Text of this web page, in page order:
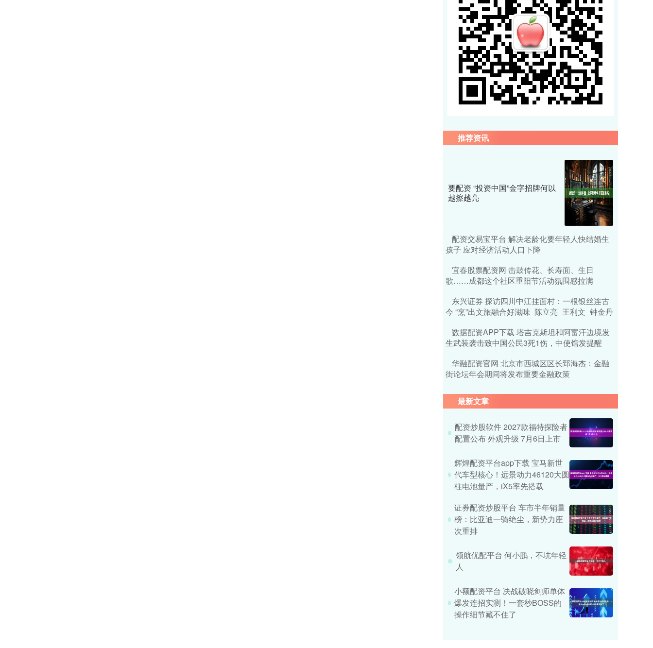
推荐资讯
要配资 “投资中国”金字招牌何以
越擦越亮
配资交易宝平台 解决老龄化要年轻人快结婚生
孩子 应对经济活动人口下降
宜春股票配资网 击鼓传花、长寿面、生日
歌……成都这个社区重阳节活动氛围感拉满
东兴证券 探访四川中江挂面村：一根银丝连古
今 “烹”出文旅融合好滋味_陈立亮_王利文_钟金丹
数据配资APP下载 塔吉克斯坦和阿富汗边境发
生武装袭击致中国公民3死1伤，中使馆发提醒
华融配资官网 北京市西城区区长郅海杰：金融
街论坛年会期间将发布重要金融政策
最新文章
配资炒股软件 2027款福特探险者
配置公布 外观升级 7月6日上市
辉煌配资平台app下载 宝马新世
代车型核心！远景动力46120大圆
柱电池量产，iX5率先搭载
证券配资炒股平台 车市半年销量
榜：比亚迪一骑绝尘，新势力座
次重排
领航优配平台 何小鹏，不坑年轻
人
小额配资平台 决战破晓剑师单体
爆发连招实测！一套秒BOSS的
操作细节藏不住了